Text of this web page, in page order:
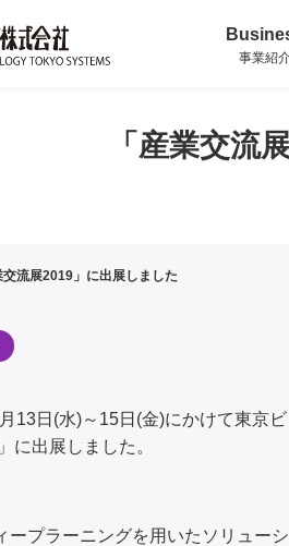
事業紹
「産業交流
交流展2019」に出展しました
13日(水)～15日(金)にかけて東京
に出展しました。
ープラーニングを用いたソリュー